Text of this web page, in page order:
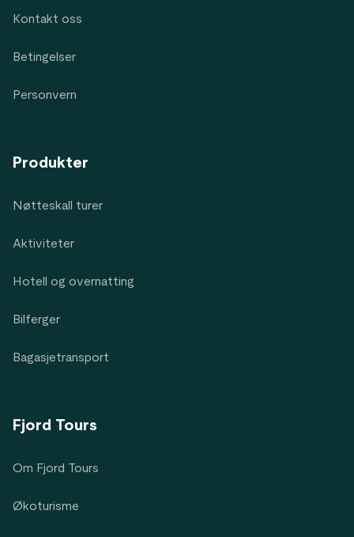
Kontakt oss
Betingelser
Personvern
Produkter
Nøtteskall turer
Aktiviteter
Hotell og overnatting
Bilferger
Bagasjetransport
Fjord Tours
Om Fjord Tours
Økoturisme